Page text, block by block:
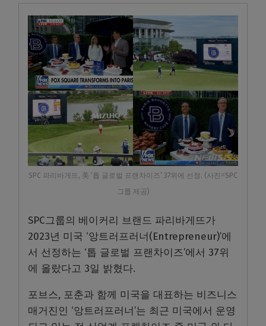
SPC 파리바게뜨, 美 ‘톱 글로벌 프랜차이즈’ 37위에 선정. (사진=SPC
그룹 제공)
SPC그룹의 베이커리 브랜드 파리바게뜨가
2023년 미국 ‘앙트러프러너(Entrepreneur)’에
서 선정하는 ‘톱 글로벌 프랜차이즈’에서 37위
에 올랐다고 3일 밝혔다.
포브스, 포춘과 함께 미국을 대표하는 비즈니스
매거진인 ‘앙트러프러너’는 최근 미국에서 운영